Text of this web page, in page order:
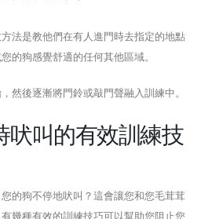
法是教他們在有人進門時去指定的地點
的狗感覺舒適的任何其他區域。
然後逐漸將門鈴或敲門聲融入訓練中。
吠叫的有效訓練技
的狗不停地吠叫？這會讓您和您毛茸茸
幾種有效的訓練技巧可以幫助您阻止您